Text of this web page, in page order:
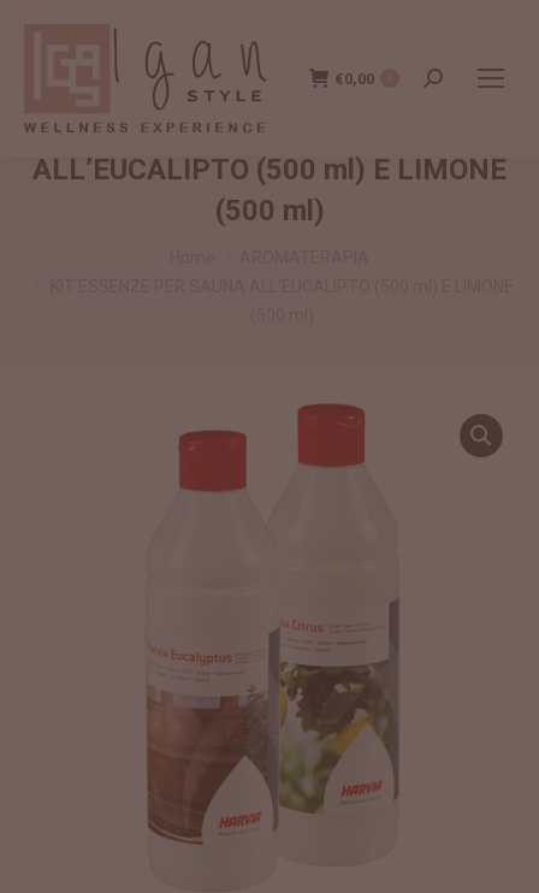
€0,00 Cerca:
KIT ESSENZE PER SAUNA
ALL’EUCALIPTO (500 ml) E LIMONE
(500 ml)